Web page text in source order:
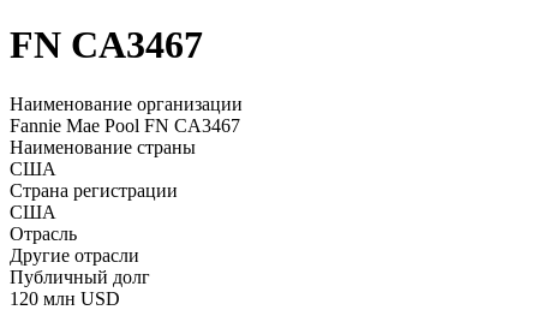
FN CA3467
Наименование организации
Fannie Mae Pool FN CA3467
Наименование страны
США
Страна регистрации
США
Отрасль
Другие отрасли
Публичный долг
120 млн USD